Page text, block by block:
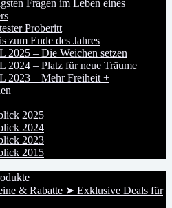
Fragen im Leben eines
Proberitt
zum Ende des Jahres
2025 – Die Weichen setzen
2024 – Platz für neue Träume
2023 – Mehr Freiheit +
2025
2024
2023
2015
& Rabatte ➤ Exklusive Deals für